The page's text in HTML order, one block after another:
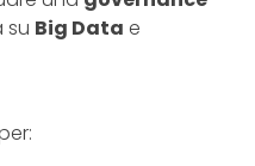
su Big Data e